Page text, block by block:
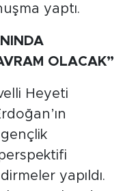
yaptı.
OLACAK”
Heyeti
yapıldı.